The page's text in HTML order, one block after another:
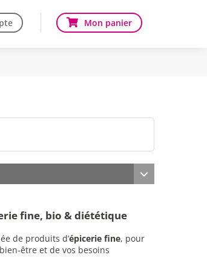
Mon panier
fine, bio & diététique
de produits d’épicerie fine, pour
être et de vos besoins